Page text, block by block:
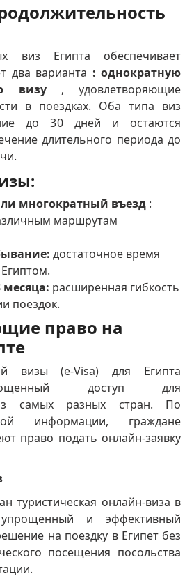
виз Египта обеспечивает
два варианта : однократную
визу, удовлетворяющие
в поездках. Оба типа виз
до 30 дней и остаются
длительного периода до
многократный въезд:
маршрутам
достаточное время
месяца: расширенная гибкость
поездок.
право на
визы (e-Visa) для Египта
доступ для
самых разных стран. По
информации, граждане
право подать онлайн-заявку
туристическая онлайн-виза в
упрощенный и эффективный
на поездку в Египет без
посещения посольства